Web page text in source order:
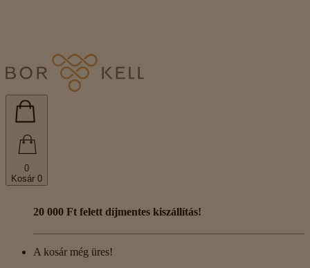
0
Kosár 0
20 000 Ft felett díjmentes kiszállítás!
A kosár még üres!